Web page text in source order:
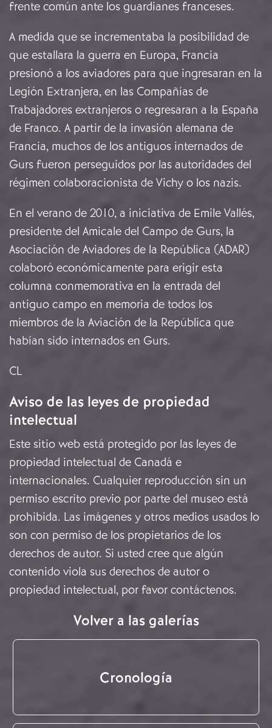
frente común ante los guardianes franceses.
A medida que se incrementaba la posibilidad de
que estallara la guerra en Europa, Francia
presionó a los aviadores para que ingresaran en la
Legión Extranjera, en las Compañías de
Trabajadores extranjeros o regresaran a la España
de Franco. A partir de la invasión alemana de
Francia, muchos de los antiguos internados de
Gurs fueron perseguidos por las autoridades del
régimen colaboracionista de Vichy o los nazis.
En el verano de 2010, a iniciativa de Emile Vallés,
presidente del Amicale del Campo de Gurs, la
Asociación de Aviadores de la República (ADAR)
colaboró económicamente para erigir esta
columna conmemorativa en la entrada del
antiguo campo en memoria de todos los
miembros de la Aviación de la República que
habían sido internados en Gurs.
CL
Aviso de las leyes de propiedad
intelectual
Este sitio web está protegido por las leyes de
propiedad intelectual de Canadá e
internacionales. Cualquier reproducción sin un
permiso escrito previo por parte del museo está
prohibida. Las imágenes y otros medios usados lo
son con permiso de los propietarios de los
derechos de autor. Si usted cree que algún
contenido viola sus derechos de autor o
propiedad intelectual, por favor contáctenos.
Volver a las galerías
Cronología